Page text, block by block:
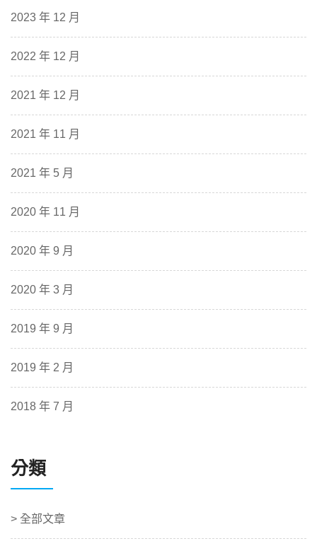
2023 年 12 月
2022 年 12 月
2021 年 12 月
2021 年 11 月
2021 年 5 月
2020 年 11 月
2020 年 9 月
2020 年 3 月
2019 年 9 月
2019 年 2 月
2018 年 7 月
分類
> 全部文章